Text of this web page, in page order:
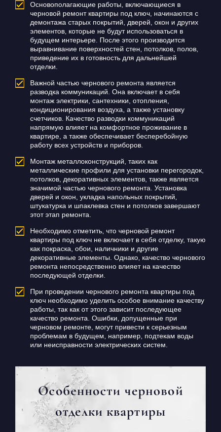
Основополагающие работы, включающиеся в
черновой ремонт квартиры под ключ, начинаются с
демонтажа старых покрытий, дверей, окон и других
элементов, которые не будут использоваться в
будущем интерьере. После этого производится
выравнивание поверхностей стен, потолков, полов,
приведение их в готовность для дальнейшей
отделки.
Важной частью чернового ремонта является
разводка коммуникаций. Она включает в себя
монтаж электрики, сантехники, отопления,
кондиционирования воздуха, а также установку
счетчиков. Качество разводки коммуникаций
напрямую влияет на комфортное проживание в
квартире, а также обеспечивает бесперебойную
работу всех устройств и приборов.
Монтаж металлоконструкций, таких как
металлические профили для установки перегородок,
потолков, декоративных элементов, также является
значимой частью чернового ремонта. Установка
дверей и окон, укладка напольных покрытий,
штукатурка и шпаклевка стен и потолков завершают
этот этап ремонта.
Необходимо отметить, что черновой ремонт
квартиры под ключ не включает в себя отделку, такую
как покраска, обои, наличники и другие
декоративные элементы. Однако, качество чернового
ремонта непосредственно влияет на качество
последующей отделки.
При проведении чернового ремонта квартиры под
ключ необходимо уделить особое внимание качеству
работы, так как от этого зависит последующее
качество ремонта. Ошибки, допущенные при
черновом ремонте, могут привести к серьезным
проблемам в будущем, например, подтекам воды
или неисправности электрических систем.
Особенности черновой
отделки квартиры